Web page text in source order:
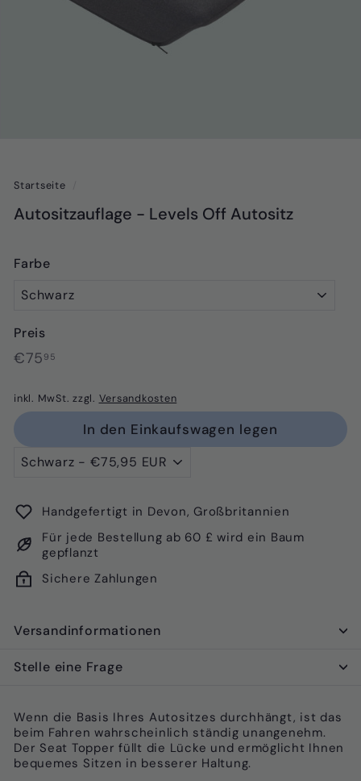
Startseite
Autositzauflage - Levels Off Autositz
Farbe
Preis
Normaler
€75 95
inkl. MwSt. zzgl. Versandkosten
In den Einkaufswagen legen
Handgefertigt in Devon, Großbritannien
Für jede Bestellung ab 60 £ wird ein Baum
gepflanzt
Sichere Zahlungen
Versandinformationen
Stelle eine Frage
Wenn die Basis Ihres Autositzes durchhängt, ist das
beim Fahren wahrscheinlich ständig unangenehm.
Der Seat Topper füllt die Lücke und ermöglicht Ihnen
bequemes Sitzen in besserer Haltung.